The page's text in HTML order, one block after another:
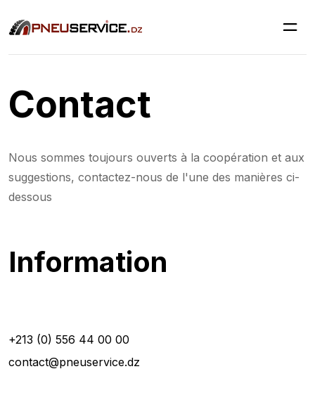
Contact
Nous sommes toujours ouverts à la coopération et aux
suggestions, contactez-nous de l'une des manières ci-
dessous
Information
+213 (0) 556 44 00 00
contact@pneuservice.dz